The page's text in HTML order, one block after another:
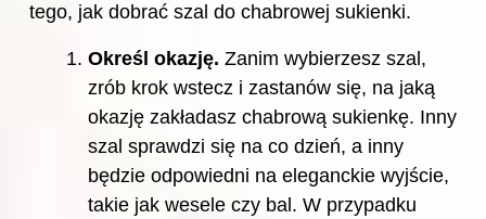
tego, jak dobrać szal do chabrowej sukienki.
Określ okazję. Zanim wybierzesz szal,
zrób krok wstecz i zastanów się, na jaką
okazję zakładasz chabrową sukienkę. Inny
szal sprawdzi się na co dzień, a inny
będzie odpowiedni na eleganckie wyjście,
takie jak wesele czy bal. W przypadku